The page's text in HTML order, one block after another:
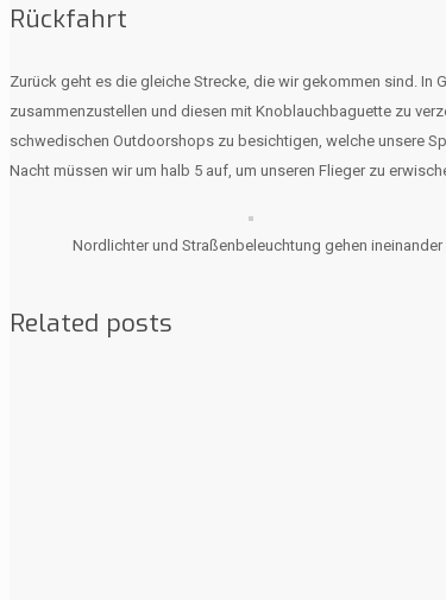
Rückfahrt
Zurück geht es die gleiche Strecke, die wir gekommen sind. In
zusammenzustellen und diesen mit Knoblauchbaguette zu
schwedischen Outdoorshops zu besichtigen, welche unsere
Nacht müssen wir um halb 5 auf, um unseren Flieger zu
Nordlichter und Straßenbeleuchtung gehen ineinander
Related posts